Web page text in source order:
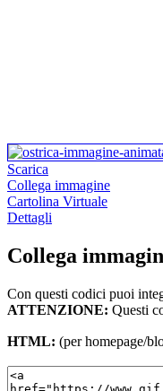
Scarica
Collega immagine
Cartolina Virtuale
Dettagli
Collega
Con questi codici puoi
ATTENZIONE: Questi
HTML: (per homepage/